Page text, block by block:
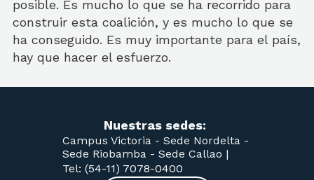
posible. Es mucho lo que se ha recorrido para
construir esta coalición, y es mucho lo que se
ha conseguido. Es muy importante para el país,
hay que hacer el esfuerzo.
Nuestras sedes:
Campus Victoria - Sede Nordelta -
Sede Riobamba - Sede Callao |
Tel: (54-11) 7078-0400